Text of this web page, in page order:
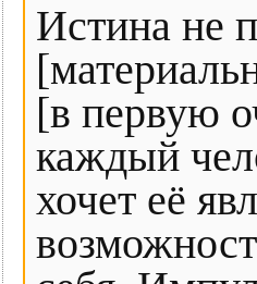
Истина не
[в первую
каждый
хочет её